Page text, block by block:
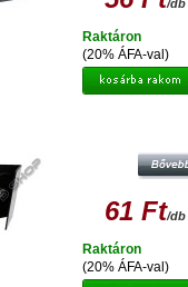
/db
(20% ÁFA-val)
Raktáron
61 Ft/db
(20% ÁFA-val)
Raktáron